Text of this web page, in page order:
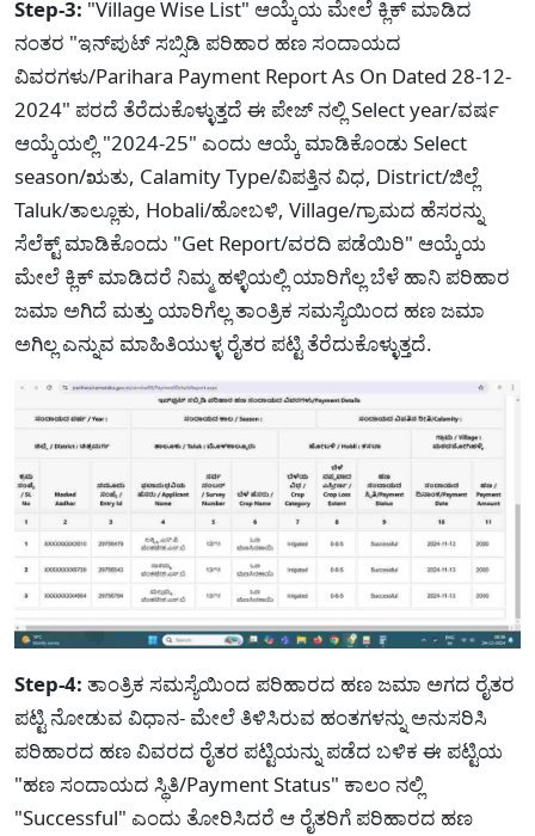
Step-3: "Village Wise List" ಆಯ್ಕೆಯ ಮೇಲೆ ಕ್ಲಿಕ್ ಮಾಡಿದ
ನಂತರ "ಇನ್‌ಪುಟ್ ಸಬ್ಸಿಡಿ ಪರಿಹಾರ ಹಣ ಸಂದಾಯದ
ವಿವರಗಳು/Parihara Payment Report As On Dated 28-12-
2024" ಪರದೆ ತೆರೆದುಕೊಳ್ಳುತ್ತದೆ ಈ ಪೇಜ್ ನಲ್ಲಿ Select year/ವರ್ಷ
ಆಯ್ಕೆಯಲ್ಲಿ "2024-25" ಎಂದು ಆಯ್ಕೆ ಮಾಡಿಕೊಂಡು Select
season/ಋತು, Calamity Type/ವಿಪತ್ತಿನ ವಿಧ, District/ಜಿಲ್ಲೆ
Taluk/ತಾಲ್ಲೂಕು, Hobali/ಹೋಬಳಿ, Village/ಗ್ರಾಮದ ಹೆಸರನ್ನು
ಸೆಲೆಕ್ಟ್ ಮಾಡಿಕೊಂದು "Get Report/ವರದಿ ಪಡೆಯಿರಿ" ಆಯ್ಕೆಯ
ಮೇಲೆ ಕ್ಲಿಕ್ ಮಾಡಿದರೆ ನಿಮ್ಮ ಹಳ್ಳಿಯಲ್ಲಿ ಯಾರಿಗೆಲ್ಲ ಬೆಳೆ ಹಾನಿ ಪರಿಹಾರ
ಜಮಾ ಅಗಿದೆ ಮತ್ತು ಯಾರಿಗೆಲ್ಲ ತಾಂತ್ರಿಕ ಸಮಸ್ಯೆಯಿಂದ ಹಣ ಜಮಾ
ಅಗಿಲ್ಲ ಎನ್ನುವ ಮಾಹಿತಿಯುಳ್ಳ ರೈತರ ಪಟ್ಟಿ ತೆರೆದುಕೊಳ್ಳುತ್ತದೆ.
Step-4: ತಾಂತ್ರಿಕ ಸಮಸ್ಯೆಯಿಂದ ಪರಿಹಾರದ ಹಣ ಜಮಾ ಅಗದ ರೈತರ
ಪಟ್ಟಿ ನೋಡುವ ವಿಧಾನ- ಮೇಲೆ ತಿಳಿಸಿರುವ ಹಂತಗಳನ್ನು ಅನುಸರಿಸಿ
ಪರಿಹಾರದ ಹಣ ವಿವರದ ರೈತರ ಪಟ್ಟಿಯನ್ನು ಪಡೆದ ಬಳಿಕ ಈ ಪಟ್ಟಿಯ
"ಹಣ ಸಂದಾಯದ ಸ್ಥಿತಿ/Payment Status" ಕಾಲಂ ನಲ್ಲಿ
"Successful" ಎಂದು ತೋರಿಸಿದರೆ ಆ ರೈತರಿಗೆ ಪರಿಹಾರದ ಹಣ